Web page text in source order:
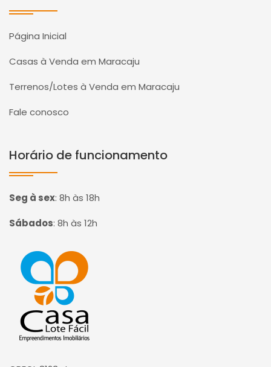
Página Inicial
Casas à Venda em Maracaju
Terrenos/Lotes à Venda em Maracaju
Fale conosco
Horário de funcionamento
Seg à sex: 8h às 18h
Sábados: 8h às 12h
Página inicial